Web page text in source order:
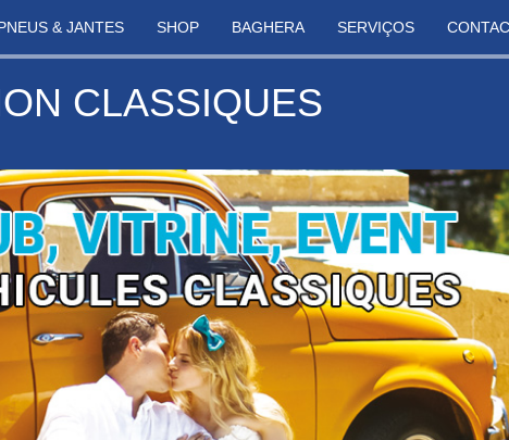
& JANTES SHOP BAGHERA SERVIÇOS
CLASSIQUES